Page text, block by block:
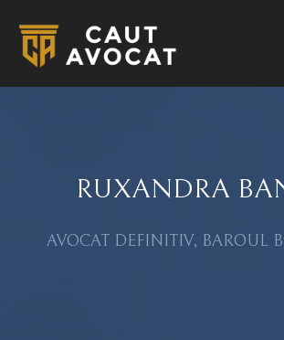
RUXANDRA
AVOCAT DEFINITIV, BAROUL